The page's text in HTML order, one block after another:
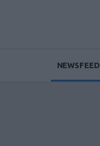
NEWSFEED